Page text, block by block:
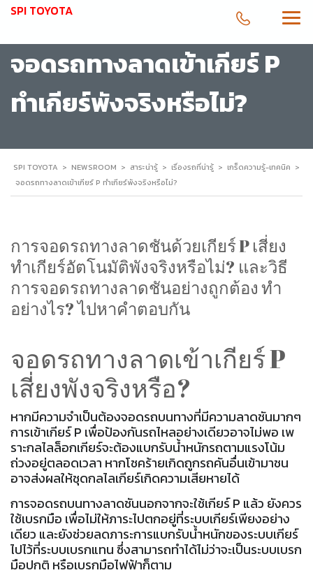
SPI TOYOTA
จอดรถทางลาดเข้าเกียร์ P
ทำเกียร์พังจริงหรือไม่?
SPI TOYOTA > NEWSROOM > สาระน่ารู้ > เรื่องรถที่น่ารู้ > เกร็ดความรู้-เทคนิค >
จอดรถทางลาดเข้าเกียร์ P ทำเกียร์พังจริงหรือไม่?
การจอดรถทางลาดชันด้วยเกียร์ P เสี่ยง
ทำเกียร์อัตโนมัติพังจริงหรือไม่? และวิธี
การจอดรถทางลาดชันอย่างถูกต้อง ทำ
อย่างไร? ไปหาคำตอบกัน
จอดรถทางลาดเข้าเกียร์ P
เสี่ยงพังจริงหรือ?
หากมีความจำเป็นต้องจอดรถบนทางที่มีความลาดชันมากๆ
การเข้าเกียร์ P เพื่อป้องกันรถไหลอย่างเดียวอาจไม่พอ เพ
ราะกลไลล็อกเกียร์จะต้องแบกรับน้ำหนักรถตามแรงโน้ม
ถ่วงอยู่ตลอดเวลา หากโชคร้ายเกิดถูกรถคันอื่นเข้ามาชน
อาจส่งผลให้ชุดกลไลเกียร์เกิดความเสียหายได้
การจอดรถบนทางลาดชันนอกจากจะใช้เกียร์ P แล้ว ยังควร
ใช้เบรกมือ เพื่อไม่ให้ภาระไปตกอยู่ที่ระบบเกียร์เพียงอย่าง
เดียว และยังช่วยลดภาระการแบกรับน้ำหนักของระบบเกียร์
ไปไว้ที่ระบบเบรกแทน ซึ่งสามารถทำได้ไม่ว่าจะเป็นระบบเบรก
มือปกติ หรือเบรกมือไฟฟ้าก็ตาม